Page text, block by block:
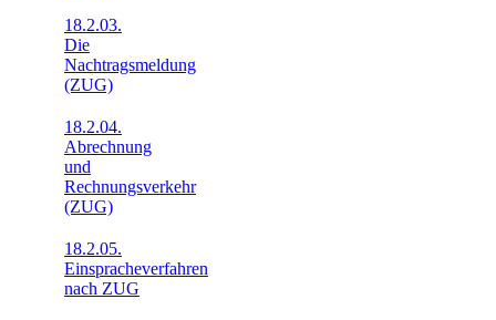
18.2.03.
Die
Nachtragsmeldung
(ZUG)
18.2.04.
Abrechnung
und
Rechnungsverkehr
(ZUG)
18.2.05.
Einspracheverfahren
nach ZUG